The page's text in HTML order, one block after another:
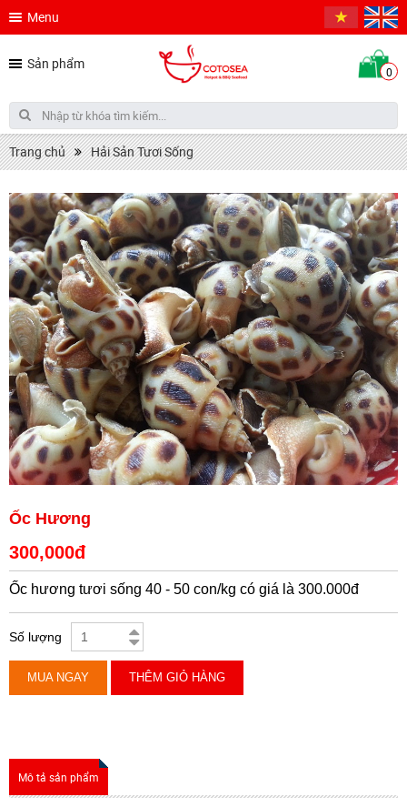
Menu
Sản phẩm 0
Trang chủ Hải Sản Tươi Sống
Ốc Hương
300,000đ
Ốc hương tươi sống 40 - 50 con/kg có giá là 300.000đ
Số lượng
MUA NGAY THÊM GIỎ HÀNG
Mô tả sản phẩm